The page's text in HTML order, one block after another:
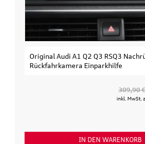
Original Audi A1 Q2 Q3 RSQ3
Rückfahrkamera Einparkhilfe
309,90 €
inkl. MwSt.
IN DEN WARENKORB